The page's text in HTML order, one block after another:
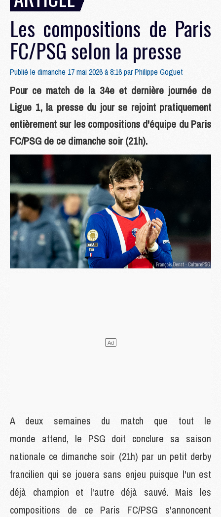
Les compositions de Paris
FC/PSG selon la presse
Publié le dimanche 17 mai 2026 à 8:16 parPhilippe Goguet
Pour ce match de la 34e et dernière journée de
Ligue 1, la presse du jour se rejoint pratiquement
entièrement sur les compositions d'équipe du Paris
FC/PSG de ce dimanche soir (21h).
A deux semaines du match que tout le
monde attend, le PSG doit conclure sa saison
nationale ce dimanche soir (21h) par un petit derby
francilien qui se jouera sans enjeu puisque l'un est
déjà champion et l'autre déjà sauvé. Mais les
compositions de ce Paris FC/PSG s'annoncent